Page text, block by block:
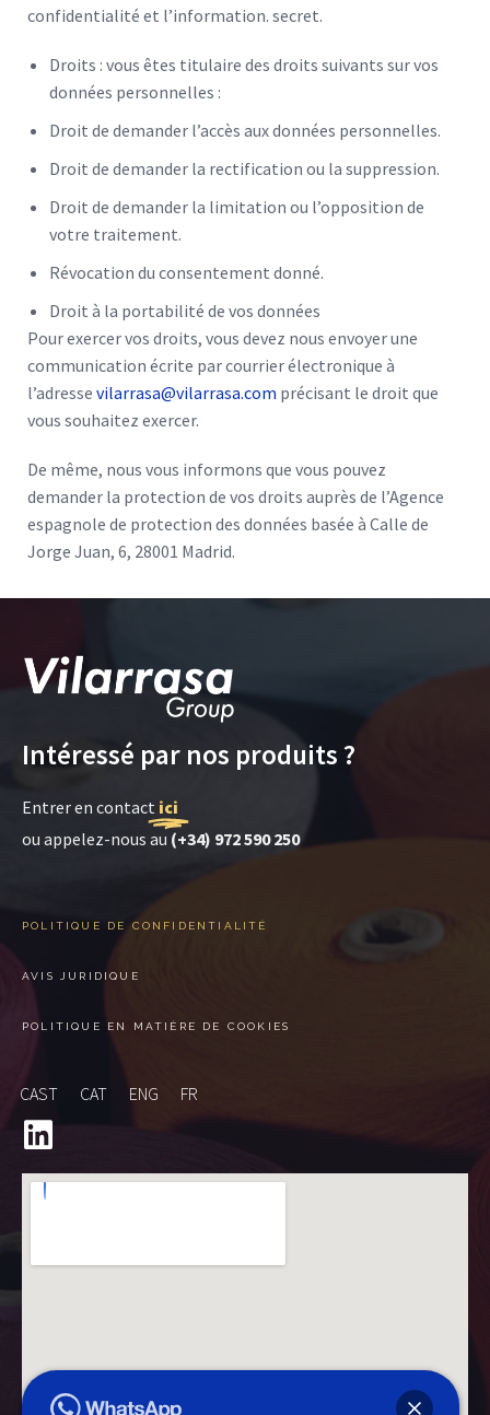
confidentialité et l’information. secret.
Droits : vous êtes titulaire des droits suivants sur vos
données personnelles :
Droit de demander l’accès aux données personnelles.
Droit de demander la rectification ou la suppression.
Droit de demander la limitation ou l’opposition de
votre traitement.
Révocation du consentement donné.
Droit à la portabilité de vos données
Pour exercer vos droits, vous devez nous envoyer une
communication écrite par courrier électronique à
l’adresse vilarrasa@vilarrasa.com précisant le droit que
vous souhaitez exercer.
De même, nous vous informons que vous pouvez
demander la protection de vos droits auprès de l’Agence
espagnole de protection des données basée à Calle de
Jorge Juan, 6, 28001 Madrid.
Intéressé par nos produits ?
Entrer en contact ici
ou appelez-nous au (+34) 972 590 250
POLITIQUE DE CONFIDENTIALITÉ
AVIS JURIDIQUE
POLITIQUE EN MATIÈRE DE COOKIES
CAST CAT ENG FR